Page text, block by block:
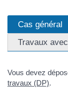
Cas général
Travaux
Vous devez
travaux (DP).